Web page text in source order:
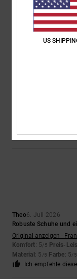
Ich empfehle
Ich empfehle
Theo6. Juli 2026
Robuste Schuhe und
Original anzeigen -
Komfort: 5/5 Preis-
Material : 5 /5 Farbe: 5/5
Ich empfehle
US